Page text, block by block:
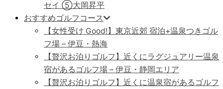
セイ ⑤大岡昇平
おすすめゴルフコース
【女性受け Good!】東京近郊 宿泊+温泉つきゴル
フ場 – 伊豆・熱海
【贅沢お泊りゴルフ】近くにラグジュアリー温泉
宿があるゴルフ場 – 伊豆・静岡エリア
【贅沢お泊りゴルフ】近くに温泉宿があるゴルフ